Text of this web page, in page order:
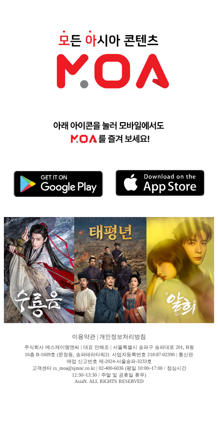
이용약관 개인정보처리방침
주식회사 에스제이엠엔씨 | 대표 안해조 | 서울특별시 송파구 송파대로 201, B동
16층 B-1609호 (문정동, 송파테라타워2) 사업자등록번호 218-87-02390 | 통신판
매업 신고번호 제-2024-서울송파-3233호
고객센터 cs_moa@sjmnc.co.kr | 02-400-6036 (평일 10:00~17:00 / 점심시간
12:30~13:30 / 주말 및 공휴일 휴무)
AsiaN. ALL RIGHTS RESERVED